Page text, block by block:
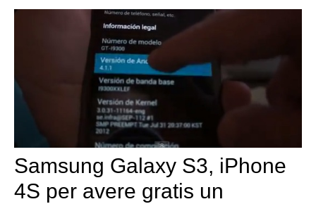
Samsung Galaxy S3, iPhone
4S per avere gratis un